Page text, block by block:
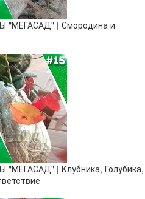
| Смородина и
| Клубника, Голубика,